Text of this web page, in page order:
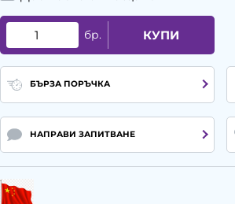
бр. КУПИ
БЪРЗА ПОРЪЧКА
НАПРАВИ ЗАПИТВАНЕ